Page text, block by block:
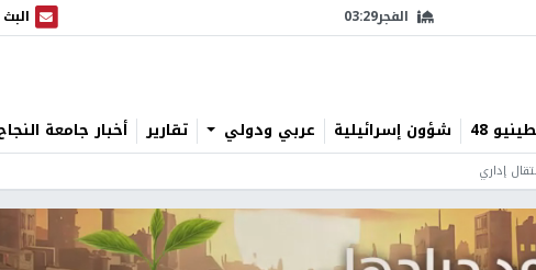
الفجر03:29 البث
48 شؤون إسرائيلية عربي ودولي تقارير أخبار جامعة
إداري